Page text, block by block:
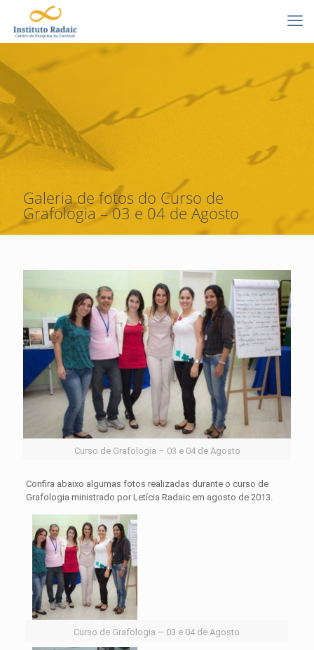
Galeria de fotos do Curso de
Grafologia – 03 e 04 de Agosto
Curso de Grafologia – 03 e 04 de Agosto
Confira abaixo algumas fotos realizadas durante o curso de
Grafologia ministrado por Letícia Radaic em agosto de 2013.
Curso de Grafologia – 03 e 04 de Agosto